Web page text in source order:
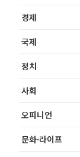
경제
국제
정치
사회
오피니언
문화·라이프